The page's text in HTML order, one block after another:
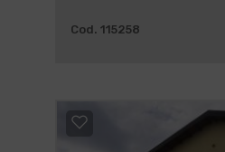
Cod. 115258